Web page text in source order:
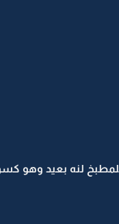
لنه بعيد وهو